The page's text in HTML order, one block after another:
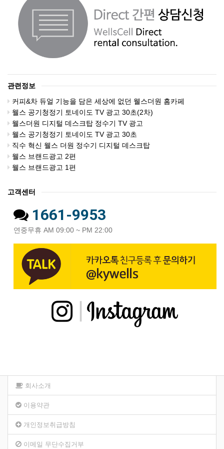
관련정보
커피&차 듀얼 기능을 담은 세상에 없던 웰스더원 홈카페
웰스 공기청정기 토네이도 TV 광고 30초(2차)
웰스더원 디지털 데스크탑 정수기 TV 광고
웰스 공기청정기 토네이도 TV 광고 30초
직수 혁신 웰스 더원 정수기 디지털 데스크탑
웰스 브랜드광고 2편
웰스 브랜드광고 1편
고객센터
1661-9953
연중무휴 AM 09:00 ~ PM 22:00
회사소개
이용약관
개인정보취급방침
이메일 무단수집거부